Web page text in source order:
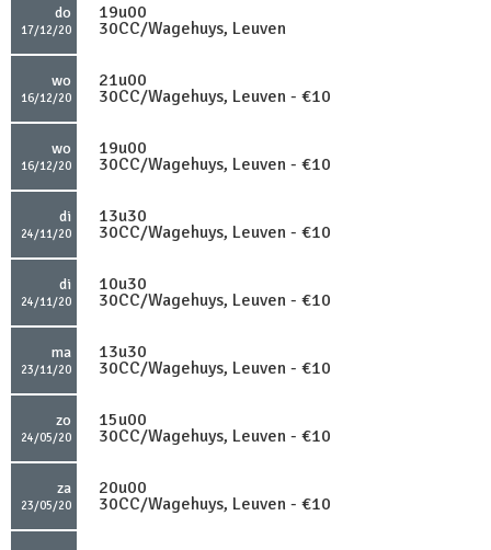
do
17/12/20
19u00
30CC/Wagehuys, Leuven
wo
16/12/20
21u00
30CC/Wagehuys, Leuven - €10
wo
16/12/20
19u00
30CC/Wagehuys, Leuven - €10
di
24/11/20
13u30
30CC/Wagehuys, Leuven - €10
di
24/11/20
10u30
30CC/Wagehuys, Leuven - €10
ma
23/11/20
13u30
30CC/Wagehuys, Leuven - €10
zo
24/05/20
15u00
30CC/Wagehuys, Leuven - €10
za
23/05/20
20u00
30CC/Wagehuys, Leuven - €10